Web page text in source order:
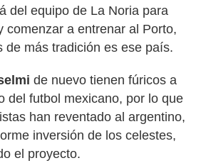
del equipo de La Noria para
comenzar a entrenar al Porto,
de más tradición es ese país.
de nuevo tienen fúricos a
del futbol mexicano, por lo que
han reventado al argentino,
inversión de los celestes,
el proyecto.